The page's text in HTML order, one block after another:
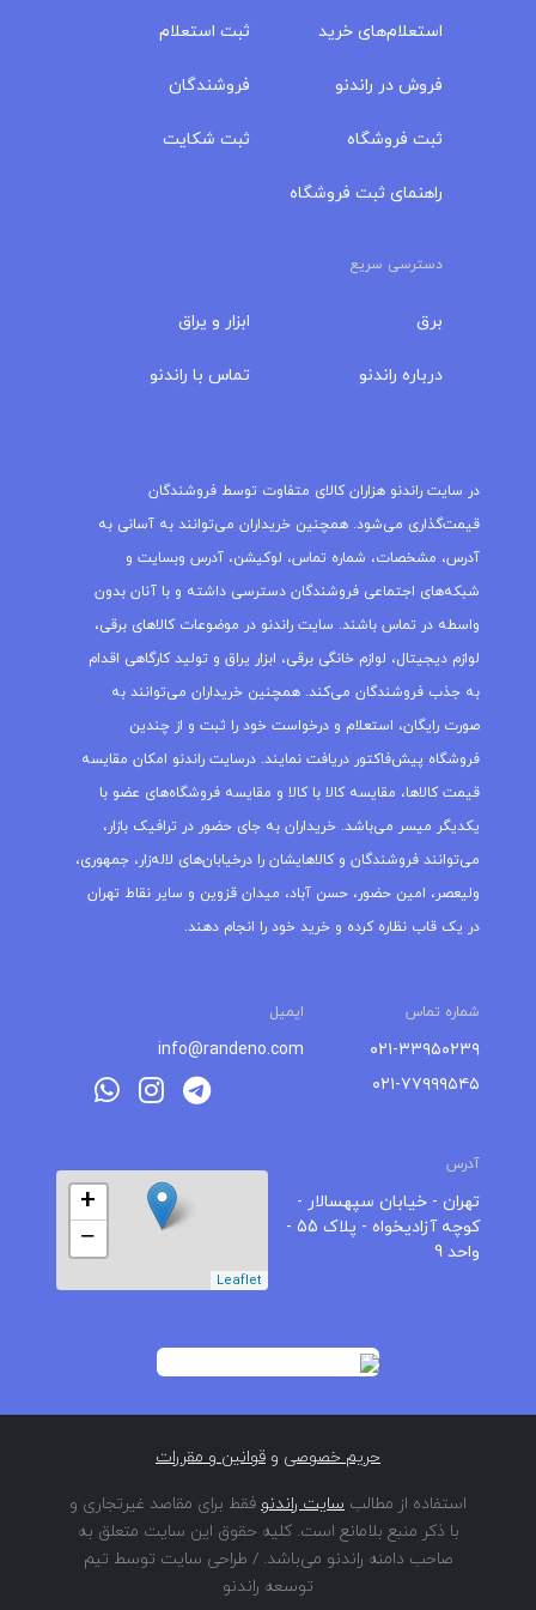
استعلام‌های خرید
فروش در راندنو
ثبت فروشگاه
راهنمای ثبت فروشگاه
ثبت استعلام
فروشندگان
ثبت شکایت
دسترسی سریع
برق
درباره‌ راندنو
ابزار و یراق
تماس با راندنو
در سایت راندنو هزاران کالای متفاوت توسط فروشندگان
قیمت‌گذاری می‌شود. همچنین خریداران می‌توانند به آسانی به
آدرس، مشخصات، شماره تماس، لوکیشن، آدرس وبسایت و
شبکه‌های اجتماعی فروشندگان دسترسی داشته و با آنان بدون
واسطه در تماس باشند. سایت راندنو در موضوعات کالاهای برقی،
لوازم دیجیتال، لوازم خانگی برقی، ابزار یراق و تولید کارگاهی اقدام
به جذب فروشندگان می‌کند. همچنین خریداران می‌توانند به
صورت رایگان، استعلام و درخواست خود را ثبت و از چندین
فروشگاه پیش‌فاکتور دریافت نمایند. درسایت راندنو امکان مقایسه
قیمت کالاها، مقایسه کالا با کالا و مقایسه فروشگاه‌های عضو با
یکدیگر میسر می‌باشد. خریداران به جای حضور در ترافیک بازار،
می‌توانند فروشندگان و کالاهایشان را درخیابان‌های لاله‌زار، جمهوری،
ولیعصر، امین حضور، حسن آباد، میدان قزوین و سایر نقاط تهران
در یک قاب نظاره کرده و خرید خود را انجام دهند.
شماره تماس ایمیل
۰۲۱-۳۳۹۵۰۲۳۹
۰۲۱-۷۷۹۹۹۵۴۵
info@randeno.com
آدرس
تهران - خیابان سپهسالار -
کوچه آزادیخواه - پلاک 55 -
واحد 9
+
−
Leaflet
حریم خصوصی و قوانین و مقررات
استفاده از مطالب سایت راندنو فقط برای مقاصد غیرتجاری و
با ذکر منبع بلامانع است. کلیه حقوق این سایت متعلق به
صاحب دامنه راندنو می‌باشد. / طراحی سایت توسط تیم
توسعه راندنو